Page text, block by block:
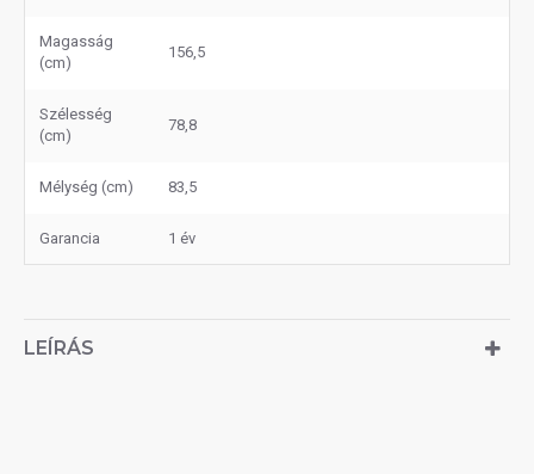
Magasság
(cm)
156,5
Szélesség
(cm)
78,8
Mélység (cm) 83,5
Garancia 1 év
LEÍRÁS